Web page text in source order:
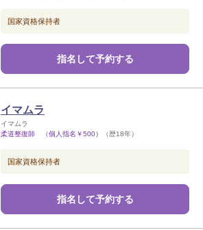
国家資格保持者
指名して予約する
イマムラ
イマムラ
柔道整復師 （個人指名￥500）
（歴18年）
国家資格保持者
指名して予約する